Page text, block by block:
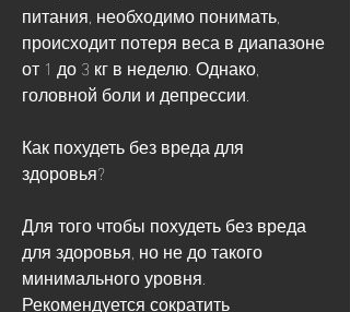
питания, необходимо понимать,
происходит потеря веса в диапазоне
от 1 до 3 кг в неделю. Однако,
головной боли и депрессии.
Как похудеть без вреда для
здоровья?
Для того чтобы похудеть без вреда
для здоровья, но не до такого
минимального уровня.
Рекомендуется сократить